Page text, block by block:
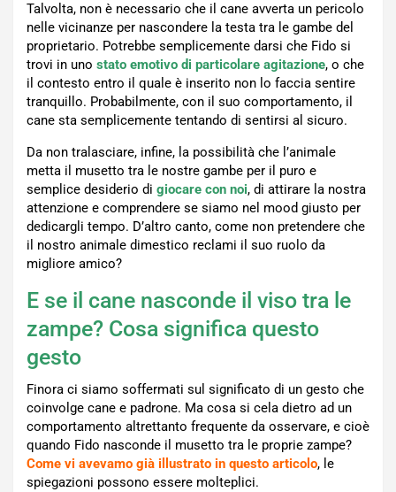
Talvolta, non è necessario che il cane avverta un pericolo
nelle vicinanze per nascondere la testa tra le gambe del
proprietario. Potrebbe semplicemente darsi che Fido si
trovi in uno stato emotivo di particolare agitazione, o che
il contesto entro il quale è inserito non lo faccia sentire
tranquillo. Probabilmente, con il suo comportamento, il
cane sta semplicemente tentando di sentirsi al sicuro.
Da non tralasciare, infine, la possibilità che l’animale
metta il musetto tra le nostre gambe per il puro e
semplice desiderio di giocare con noi, di attirare la nostra
attenzione e comprendere se siamo nel mood giusto per
dedicargli tempo. D’altro canto, come non pretendere che
il nostro animale dimestico reclami il suo ruolo da
migliore amico?
E se il cane nasconde il viso tra le
zampe? Cosa significa questo
gesto
Finora ci siamo soffermati sul significato di un gesto che
coinvolge cane e padrone. Ma cosa si cela dietro ad un
comportamento altrettanto frequente da osservare, e cioè
quando Fido nasconde il musetto tra le proprie zampe?
Come vi avevamo già illustrato in questo articolo, le
spiegazioni possono essere molteplici.